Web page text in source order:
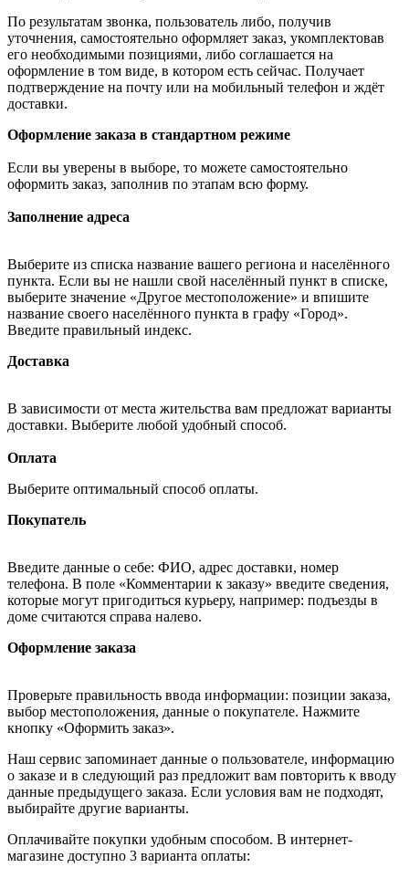
По результатам звонка, пользователь либо, получив
уточнения, самостоятельно оформляет заказ, укомплектовав
его необходимыми позициями, либо соглашается на
оформление в том виде, в котором есть сейчас. Получает
подтверждение на почту или на мобильный телефон и ждёт
доставки.
Оформление заказа в стандартном режиме
Если вы уверены в выборе, то можете самостоятельно
оформить заказ, заполнив по этапам всю форму.
Заполнение адреса
Выберите из списка название вашего региона и населённого
пункта. Если вы не нашли свой населённый пункт в списке,
выберите значение «Другое местоположение» и впишите
название своего населённого пункта в графу «Город».
Введите правильный индекс.
Доставка
В зависимости от места жительства вам предложат варианты
доставки. Выберите любой удобный способ.
Оплата
Выберите оптимальный способ оплаты.
Покупатель
Введите данные о себе: ФИО, адрес доставки, номер
телефона. В поле «Комментарии к заказу» введите сведения,
которые могут пригодиться курьеру, например: подъезды в
доме считаются справа налево.
Оформление заказа
Проверьте правильность ввода информации: позиции заказа,
выбор местоположения, данные о покупателе. Нажмите
кнопку «Оформить заказ».
Наш сервис запоминает данные о пользователе, информацию
о заказе и в следующий раз предложит вам повторить к вводу
данные предыдущего заказа. Если условия вам не подходят,
выбирайте другие варианты.
Оплачивайте покупки удобным способом. В интернет-
магазине доступно 3 варианта оплаты: